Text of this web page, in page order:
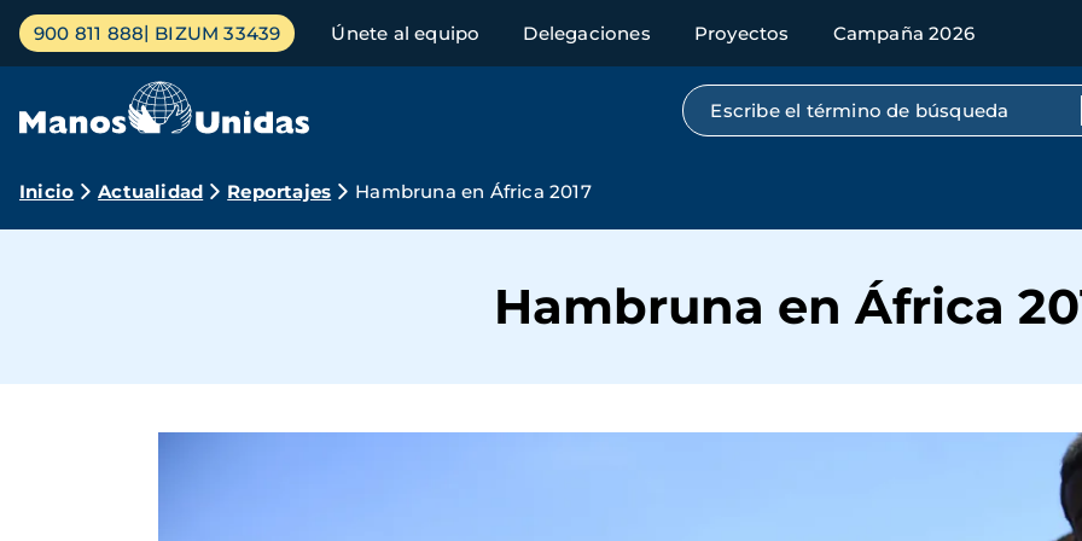
Pasar
contenido
Menú
principal
900 811 888 BIZUM 33439 Únete al equipo Delegaciones Proyectos Campaña 2026
Búsqueda por texto completo
Ruta
Inicio Actualidad Reportajes Hambruna en África 2017
Hambruna en África